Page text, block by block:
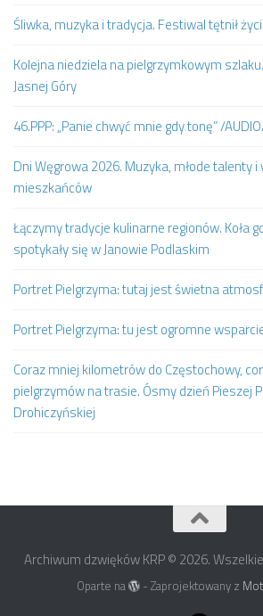
Śliwka, muzyka i tradycja. Festiwal tętnił
Kolejna niedziela na pielgrzymkowym
Jasnej Góry
46.PPP: „Panie chwyć mnie gdy tonę” /
Dni Węgrowa 2026. Muzyka, młode talenty
mieszkańców
Łączymy tradycje kulinarne regionów. Koła
spotykały się w Janowie Podlaskim
Portret Pielgrzyma: tutaj jest świetna
Portret Pielgrzyma: tu jest ogromne
Coraz mniej kilometrów do Częstochowy,
pielgrzymów na trasie. Ósmy dzień Pieszej
Drohiczyńskiej
Archiwum dzwięków KRP © 2026.
Oparte na - Zaprojektowany z